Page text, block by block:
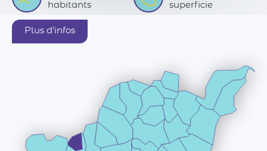
habitants superficie
Plus d'infos